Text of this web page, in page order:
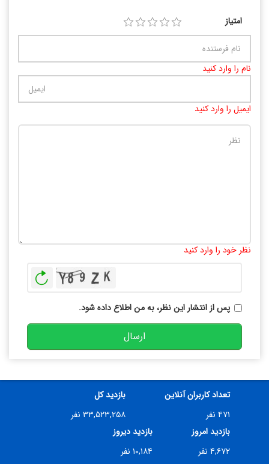
امتیاز
نام را وارد کنید
ایمیل را وارد کنید
نظر خود را وارد کنید
پس از انتشار این نظر، به من اطلاع داده شود.
ارسال
تعداد کاربران آنلاین
۴۷۱ نفر
بازدید کل
۳۳,۵۲۳,۲۵۸ نفر
بازدید امروز
۴,۶۷۲ نفر
بازدید دیروز
۱۰,۱۸۴ نفر